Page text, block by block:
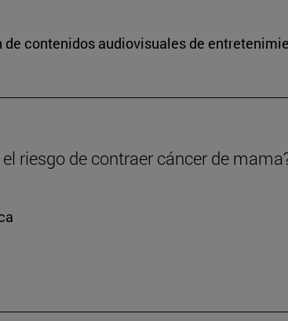
contenidos audiovisuales de
riesgo de contraer cáncer de